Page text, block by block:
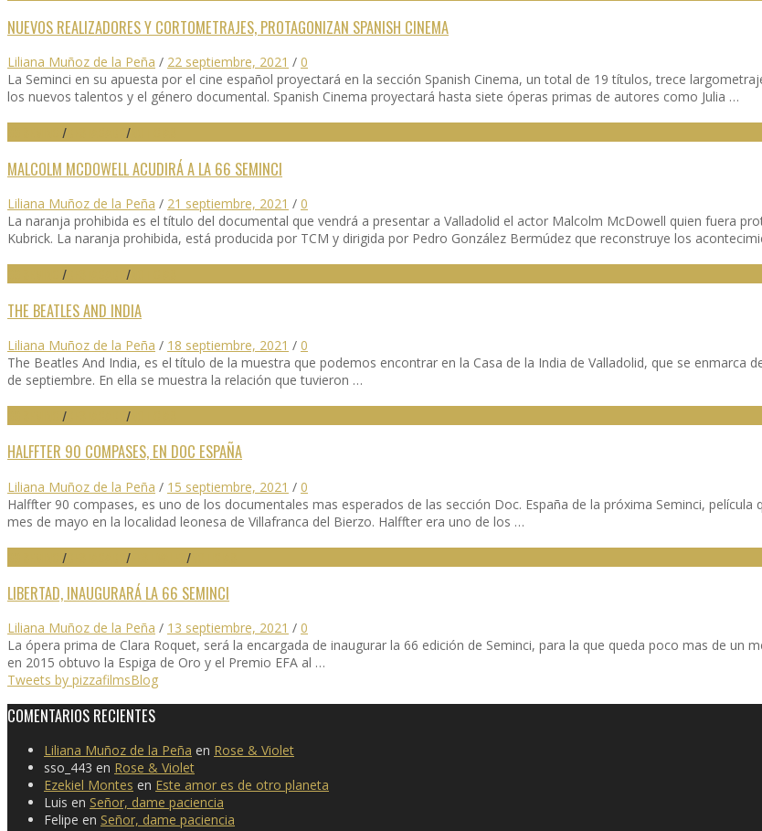
NUEVOS REALIZADORES Y CORTOMETRAJES, PROTAGONIZAN SPANISH CINEMA
Liliana Muñoz de la Peña / 22 septiembre, 2021 / 0
La Seminci en su apuesta por el cine español proyectará en la sección Spanish Cinema, un total de 19 títulos, trece
los nuevos talentos y el género documental. Spanish Cinema proyectará hasta siete óperas primas de autores como Julia …
/ /
MALCOLM MCDOWELL ACUDIRÁ A LA 66 SEMINCI
Liliana Muñoz de la Peña / 21 septiembre, 2021 / 0
La naranja prohibida es el título del documental que vendrá a presentar a Valladolid el actor Malcolm McDowell quien fuera
Kubrick. La naranja prohibida, está producida por TCM y dirigida por Pedro González Bermúdez que reconstruye los
/ /
THE BEATLES AND INDIA
Liliana Muñoz de la Peña / 18 septiembre, 2021 / 0
The Beatles And India, es el título de la muestra que podemos encontrar en la Casa de la India de Valladolid, que se enmarca
de septiembre. En ella se muestra la relación que tuvieron …
/ /
HALFFTER 90 COMPASES, EN DOC ESPAÑA
Liliana Muñoz de la Peña / 15 septiembre, 2021 / 0
Halffter 90 compases, es uno de los documentales mas esperados de las sección Doc. España de la próxima Seminci,
mes de mayo en la localidad leonesa de Villafranca del Bierzo. Halffter era uno de los …
/ / /
LIBERTAD, INAUGURARÁ LA 66 SEMINCI
Liliana Muñoz de la Peña / 13 septiembre, 2021 / 0
La ópera prima de Clara Roquet, será la encargada de inaugurar la 66 edición de Seminci, para la que queda poco mas de un
en 2015 obtuvo la Espiga de Oro y el Premio EFA al …
Tweets by pizzafilmsBlog
COMENTARIOS RECIENTES
Liliana Muñoz de la Peña en Rose & Violet
sso_443 en Rose & Violet
Ezekiel Montes en Este amor es de otro planeta
Luis en Señor, dame paciencia
Felipe en Señor, dame paciencia